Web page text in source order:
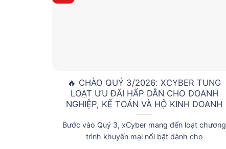
🔥 CHÀO QUÝ 3/2026: XCYBER TUNG
LOẠT ƯU ĐÃI HẤP DẪN CHO DOANH
NGHIỆP, KẾ TOÁN VÀ HỘ KINH DOANH
Bước vào Quý 3, xCyber mang đến loạt chương
trình khuyến mại nổi bật dành cho